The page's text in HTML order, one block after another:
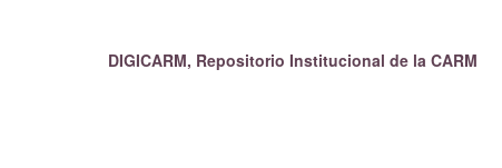
DIGICARM, Repositorio Institucional de la CARM